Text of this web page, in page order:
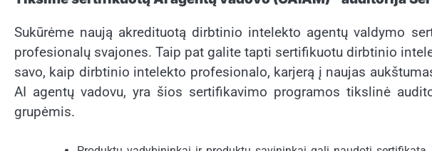
Sukūrėme naują akredituotą dirbtinio intelekto agentų valdymo
profesionalų svajones. Taip pat galite tapti sertifikuotu dirbtinio
savo, kaip dirbtinio intelekto profesionalo, karjerą į naujas
AI agentų vadovu, yra šios sertifikavimo programos tikslinė
grupėmis.